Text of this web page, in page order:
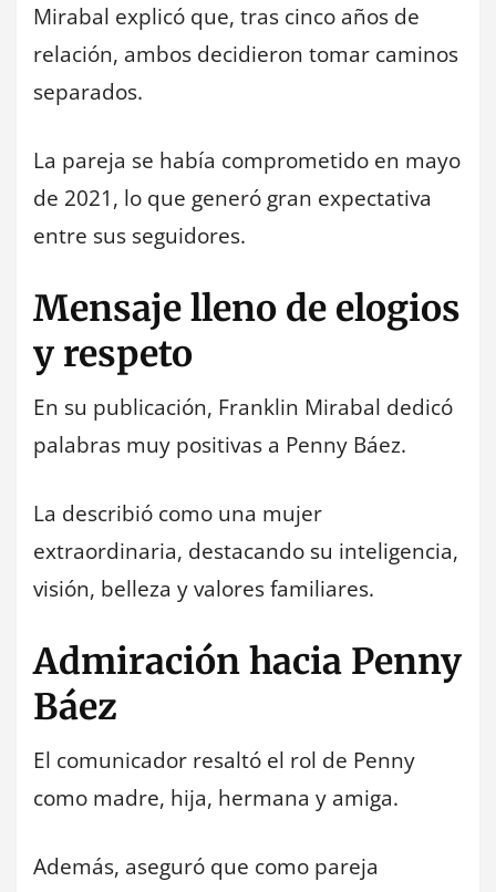
Mirabal explicó que, tras cinco años de
relación, ambos decidieron tomar caminos
separados.
La pareja se había comprometido en mayo
de 2021, lo que generó gran expectativa
entre sus seguidores.
Mensaje lleno de elogios
y respeto
En su publicación, Franklin Mirabal dedicó
palabras muy positivas a Penny Báez.
La describió como una mujer
extraordinaria, destacando su inteligencia,
visión, belleza y valores familiares.
Admiración hacia Penny
Báez
El comunicador resaltó el rol de Penny
como madre, hija, hermana y amiga.
Además, aseguró que como pareja